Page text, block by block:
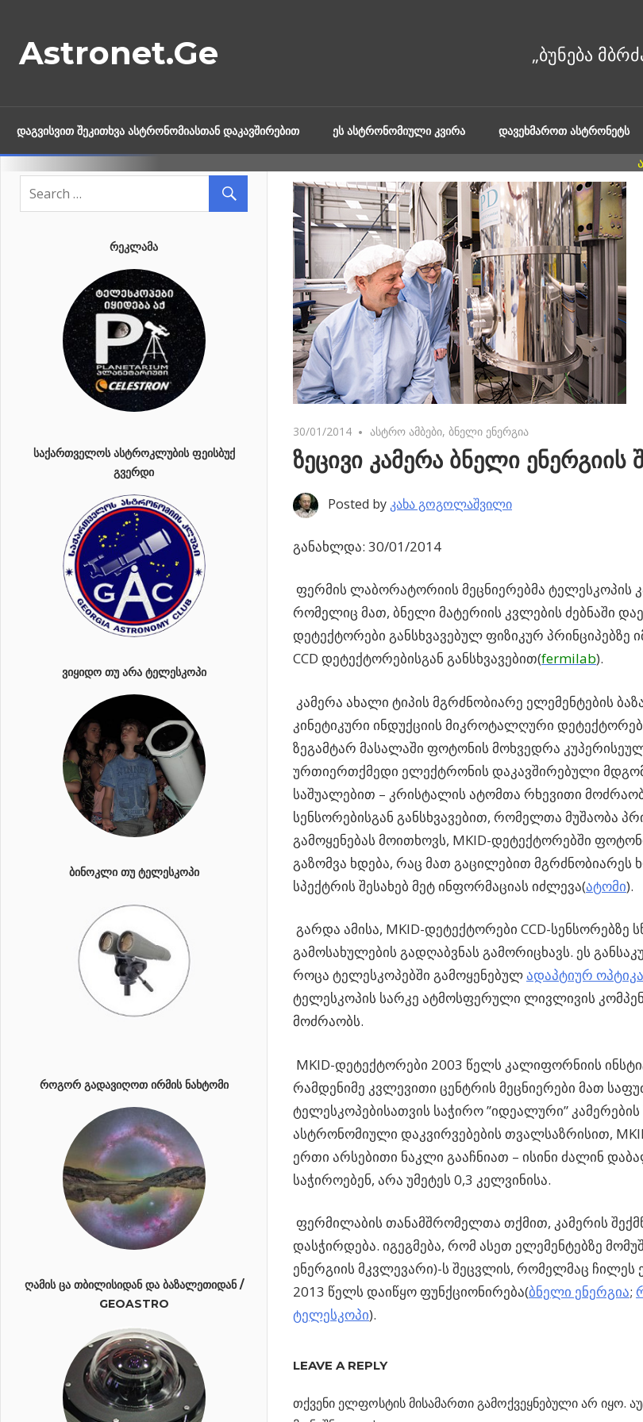
content
Astronet.Ge
ᲓᲐᲒᲕᲘᲡᲕᲘᲗ ᲨᲔᲙᲘᲗᲮᲕᲐ ᲐᲡᲢᲠᲝᲜᲝᲛᲘᲐᲡᲗᲐᲜ ᲓᲐᲙᲐᲕᲨᲘᲠᲔᲑᲘᲗ ᲔᲡ ᲐᲡᲢᲠᲝᲜᲝᲛᲘᲣᲚᲘ ᲙᲕᲘᲠᲐ ᲓᲐᲕᲔᲮᲛᲐᲠᲝᲗ ᲐᲡᲢᲠᲝᲜᲔᲢᲡ
30/01/2014 No comments
ასტრო ამბები,ბნელი ენერგია
ზეცივი კამერა ბნელი ენერგიის
Posted by კახა გოგოლაშვილი
განახლდა: 30/01/2014
ფერმის ლაბორატორიის მეცნიერებმა ტელესკოპის
რომელიც მათ, ბნელი მატერიის კვლების ძებნაში
დეტექტორები განსხვავებულ ფიზიკურ პრინციპებზე
CCD დეტექტორებისგან განსხვავებით(fermilab).
კამერა ახალი ტიპის მგრძნობიარე ელემენტების
კინეტიკური ინდუქციის მიკროტალღური
ზეგამტარ მასალაში ფოტონის მოხვედრა
ურთიერთქმედი ელექტრონის დაკავშირებული
საშუალებით – კრისტალის ატომთა რხევითი
სენსორებისგან განსხვავებით, რომელთა მუშაობა
გამოყენებას მოითხოვს, MKID-დეტექტორებში
გაზომვა ხდება, რაც მათ გაცილებით მგრძნობიარეს
სპექტრის შესახებ მეტ ინფორმაციას იძლევა(ატომი).
გარდა ამისა, MKID-დეტექტორები CCD-სენსორებზე
გამოსახულების გადღაბვნას გამორიცხავს. ეს
როცა ტელესკოპებში გამოყენებულადაპტიურ
ტელესკოპის სარკე ატმოსფერული ლივლივის
მოძრაობს.
MKID-დეტექტორები 2003 წელს კალიფორნიის
რამდენიმე კვლევითი ცენტრის მეცნიერები მათ
ტელესკოპებისათვის საჭირო ”იდეალური” კამერების
ასტრონომიული დაკვირვებების თვალსაზრისით,
ერთი არსებითი ნაკლი გააჩნიათ – ისინი ძალინ
საჭიროებენ, არა უმეტეს 0,3 კელვინისა.
ფერმილაბის თანამშრომელთა თქმით, კამერის
დასჭირდება. იგეგმება, რომ ასეთ ელემენტებზე
ენერგიის მკვლევარი)-ს შეცვლის, რომელმაც
2013 წელს დაიწყო ფუნქციონირება(ბნელი ენერგია;
ტელესკოპი).
ნავიგაცია
Previous
ადრეული
ელიფსური
LEAVE A REPLY
თქვენი ელფოსტის მისამართი გამოქვეყნებული არ იყო.
ᲠᲔᲙᲚᲐᲛᲐ
ᲡᲐᲥᲐᲠᲗᲕᲔᲚᲝᲡ ᲐᲡᲢᲠᲝᲙᲚᲣᲑᲘᲡ ᲤᲔᲘᲡᲑᲣᲥ
ᲒᲕᲔᲠᲓᲘ
ᲕᲘᲧᲘᲓᲝ ᲗᲣ ᲐᲠᲐ ᲢᲔᲚᲔᲡᲙᲝᲞᲘ
ᲑᲘᲜᲝᲙᲚᲘ ᲗᲣ ᲢᲔᲚᲔᲡᲙᲝᲞᲘ
ᲠᲝᲒᲝᲠ ᲒᲐᲓᲐᲕᲘᲦᲝᲗ ᲘᲠᲛᲘᲡ ᲜᲐᲮᲢᲝᲛᲘ
ᲦᲐᲛᲘᲡ ᲪᲐ ᲗᲑᲘᲚᲘᲡᲘᲓᲐᲜ ᲓᲐ ᲑᲐᲖᲐᲚᲔᲗᲘᲓᲐᲜ /
GEOASTRO